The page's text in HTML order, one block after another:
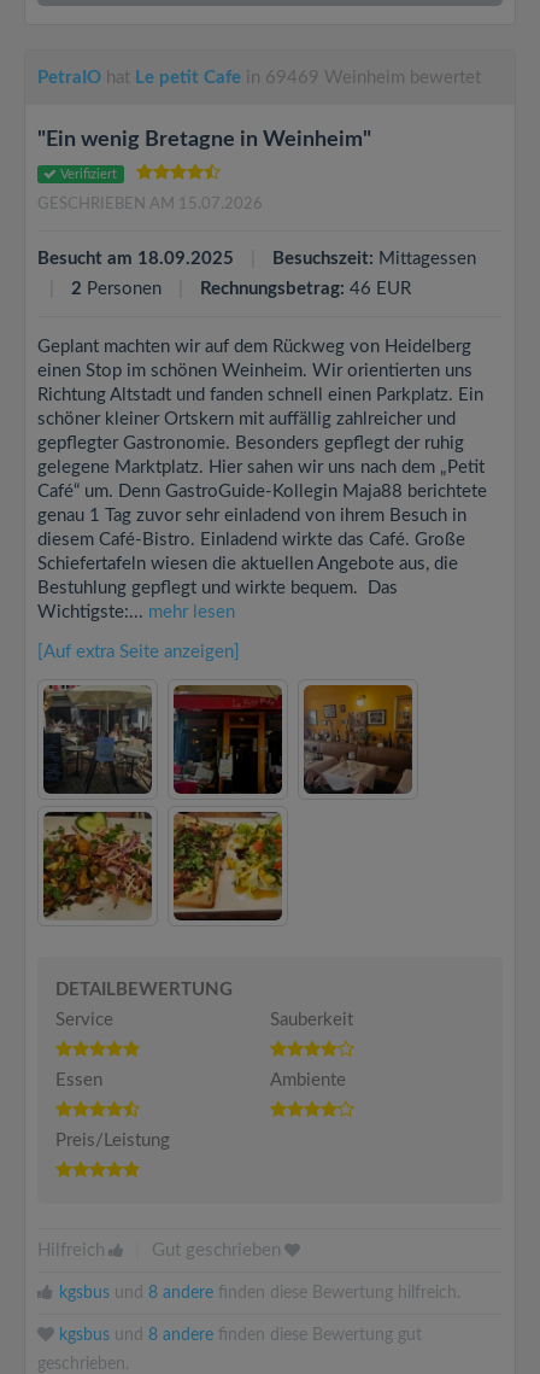
PetraIO hat Le petit Cafe in 69469 Weinheim bewertet
"Ein wenig Bretagne in Weinheim"
Verifiziert
GESCHRIEBEN AM 15.07.2026
Besucht am 18.09.2025 Besuchszeit: Mittagessen
2 Personen Rechnungsbetrag: 46 EUR
Geplant machten wir auf dem Rückweg von Heidelberg
einen Stop im schönen Weinheim. Wir orientierten uns
Richtung Altstadt und fanden schnell einen Parkplatz. Ein
schöner kleiner Ortskern mit auffällig zahlreicher und
gepflegter Gastronomie. Besonders gepflegt der ruhig
gelegene Marktplatz. Hier sahen wir uns nach dem „Petit
Café“ um. Denn GastroGuide-Kollegin Maja88 berichtete
genau 1 Tag zuvor sehr einladend von ihrem Besuch in
diesem Café-Bistro. Einladend wirkte das Café. Große
Schiefertafeln wiesen die aktuellen Angebote aus, die
Bestuhlung gepflegt und wirkte bequem. Das
Wichtigste:... mehr lesen
[Auf extra Seite anzeigen]
DETAILBEWERTUNG
Service
Sauberkeit
Essen Ambiente
Preis/Leistung
Hilfreich Gut geschrieben
kgsbus und 8 andere finden diese Bewertung hilfreich.
kgsbus und 8 andere finden diese Bewertung gut
geschrieben.